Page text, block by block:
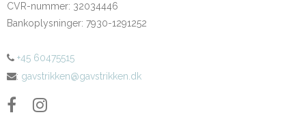
CVR-nummer: 32034446
Bankoplysninger: 7930-1291252
+45 60475515
: gavstrikken@gavstrikken.dk